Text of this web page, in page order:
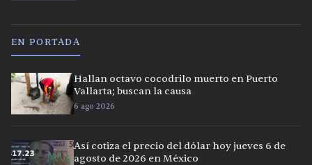
EN PORTADA
Hallan octavo cocodrilo muerto en Puerto
Vallarta; buscan la causa
6 ago 2026
Así cotiza el precio del dólar hoy jueves 6 de
agosto de 2026 en México